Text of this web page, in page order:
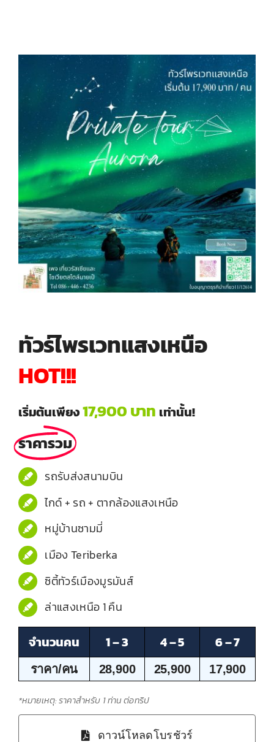
ทัวร์ไพรเวทแสงเหนือ
HOT!!!
เริ่มต้นเพียง17,900 บาท เท่านั้น!
ราคารวม
รถรับส่งสนามบิน
ไกด์ + รถ + ตากล้องแสงเหนือ
หมู่บ้านซามมี่
เมือง Teriberka
ซิตี้ทัวร์เมืองมูรมันส์
ล่าแสงเหนือ 1 คืน
จำนวนคน 1 – 3 4 – 5 6 – 7
ราคา/คน 28,900 25,900 17,900
*หมายเหตุ: ราคาสำหรับ 1 ท่าน ต่อทริป
ดาวน์โหลดโบรชัวร์